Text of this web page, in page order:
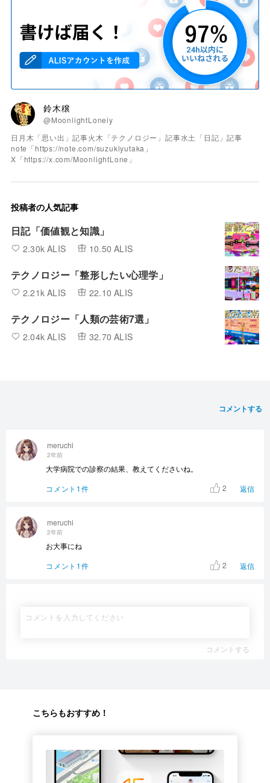
鈴木穣
@MoonlightLoneiy
日月木「思い出」記事火木「テクノロジー」記事水土「日記」記事
note「https://note.com/suzukiyutaka」
X「https://x.com/MoonlightLone」
投稿者の人気記事
日記「価値観と知識」
2.30k ALIS 10.50 ALIS
テクノロジー「整形したい心理学」
2.21k ALIS 22.10 ALIS
テクノロジー「人類の芸術7選」
2.04k ALIS 32.70 ALIS
コメントする
meruchi
2年前
お大事にね
コメント1件
2 返信
meruchi
2年前
大学病院での診察の結果、教えてくださいね。
コメント1件
2 返信
コメントする
こちらもおすすめ！